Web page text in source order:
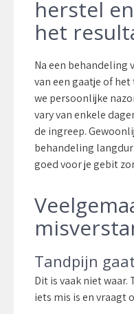
herstel
het
Na een behandeling
van een gaatje of
we persoonlijke
vary van enkele
de ingreep.
behandeling
goed voor je gebit
Tandpijn
Dit is vaak niet waar.
iets mis is en vraagt